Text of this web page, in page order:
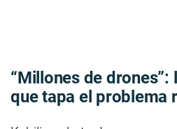
“Millones de drones”:
que tapa el problema